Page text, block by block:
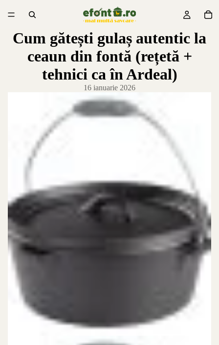
Cum gătești gulaș autentic la
ceaun din fontă (rețetă +
tehnici ca în Ardeal)
16 ianuarie 2026